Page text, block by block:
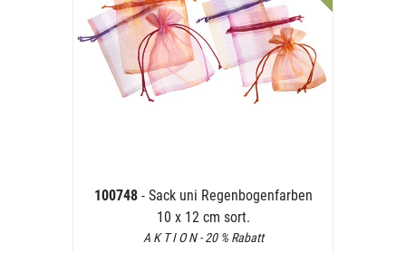
100748 - Sack uni Regenbogenfarben
10 x 12 cm sort.
A K T I O N - 20 % Rabatt